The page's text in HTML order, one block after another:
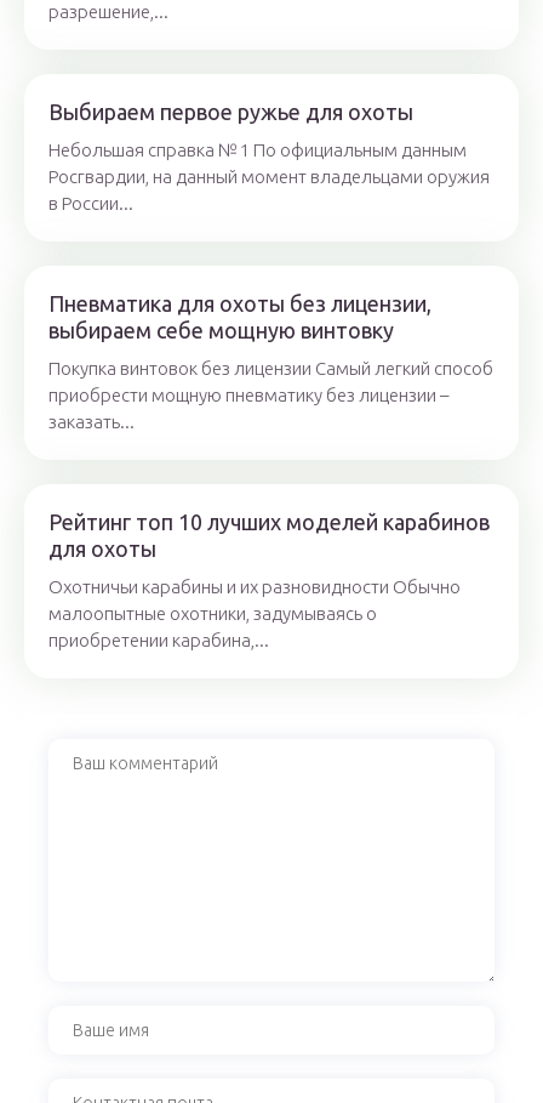
разрешение,...
Выбираем первое ружье для охоты
Небольшая справка № 1 По официальным данным
Росгвардии, на данный момент владельцами оружия
в России...
Пневматика для охоты без лицензии,
выбираем себе мощную винтовку
Покупка винтовок без лицензии Самый легкий способ
приобрести мощную пневматику без лицензии –
заказать...
Рейтинг топ 10 лучших моделей карабинов
для охоты
Охотничьи карабины и их разновидности Обычно
малоопытные охотники, задумываясь о
приобретении карабина,...